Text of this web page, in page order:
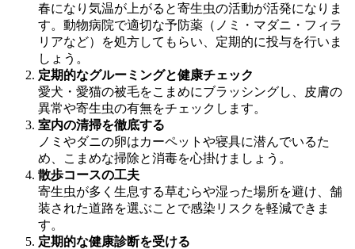
春になり気温が上がると寄生虫の活動が活発になりま
す。動物病院で適切な予防薬（ノミ・マダニ・フィラ
リアなど）を処方してもらい、定期的に投与を行いま
しょう。
定期的なグルーミングと健康チェック
愛犬・愛猫の被毛をこまめにブラッシングし、皮膚の
異常や寄生虫の有無をチェックします。
室内の清掃を徹底する
ノミやダニの卵はカーペットや寝具に潜んでいるた
め、こまめな掃除と消毒を心掛けましょう。
散歩コースの工夫
寄生虫が多く生息する草むらや湿った場所を避け、舗
装された道路を選ぶことで感染リスクを軽減できま
す。
定期的な健康診断を受ける